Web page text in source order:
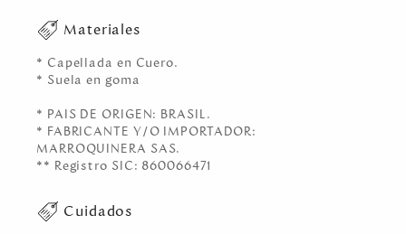
Materiales
* Capellada en Cuero.
* Suela en goma
* PAIS DE ORIGEN: BRASIL.
* FABRICANTE Y/O IMPORTADOR:
MARROQUINERA SAS.
** Registro SIC: 860066471
Cuidados